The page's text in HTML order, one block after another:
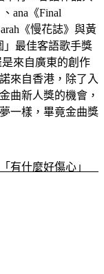
ana《Final
《慢花誌》與黃
」最佳客語歌手獎
來自廣東的創作
來自香港，除了入
曲新人獎的機會，
一樣，畢竟金曲獎
有什麼好傷心」